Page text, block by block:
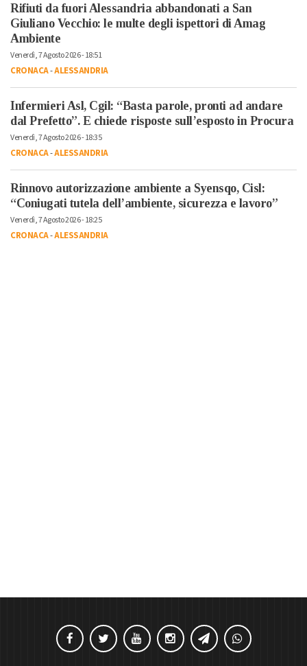
Rifiuti da fuori Alessandria abbandonati a San
Giuliano Vecchio: le multe degli ispettori di Amag
Ambiente
Venerdì, 7 Agosto 2026 - 18:51
CRONACA-ALESSANDRIA
Infermieri Asl, Cgil: “Basta parole, pronti ad andare
dal Prefetto”. E chiede risposte sull’esposto in Procura
Venerdì, 7 Agosto 2026 - 18:35
CRONACA-ALESSANDRIA
Rinnovo autorizzazione ambiente a Syensqo, Cisl:
“Coniugati tutela dell’ambiente, sicurezza e lavoro”
Venerdì, 7 Agosto 2026 - 18:25
CRONACA-ALESSANDRIA